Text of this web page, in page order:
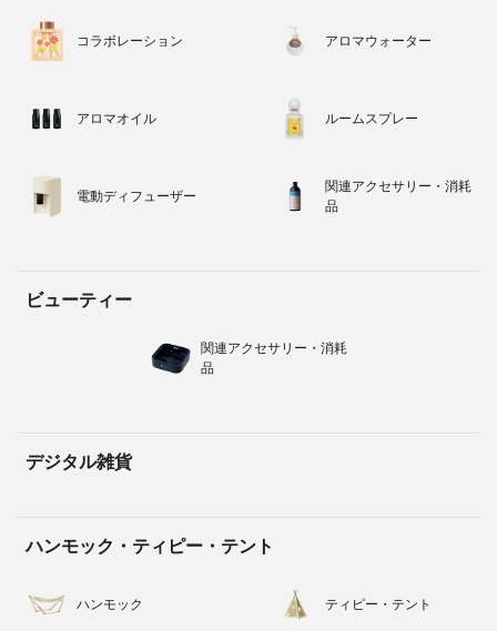
コラボレーション アロマウォーター
アロマオイル ルームスプレー
電動ディフューザー
関連アクセサリー・消耗
品
ビューティー
関連アクセサリー・消耗
品
デジタル雑貨
ハンモック・ティピー・テント
ハンモック ティピー・テント